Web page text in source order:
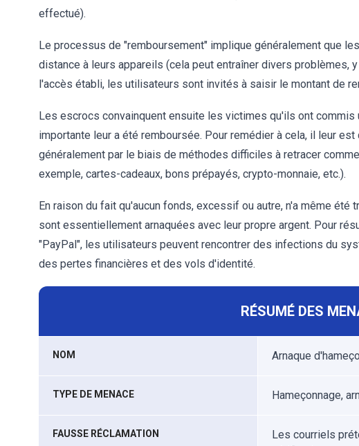
effectué).
Le processus de "remboursement" implique généralement que
distance à leurs appareils (cela peut entraîner divers problèmes,
l'accès établi, les utilisateurs sont invités à saisir le montant de
Les escrocs convainquent ensuite les victimes qu'ils ont commis
importante leur a été remboursée. Pour remédier à cela, il leur
généralement par le biais de méthodes difficiles à retracer
exemple, cartes-cadeaux, bons prépayés, crypto-monnaie, etc.).
En raison du fait qu'aucun fonds, excessif ou autre, n'a même
sont essentiellement arnaquées avec leur propre argent. Pour
"PayPal", les utilisateurs peuvent rencontrer des infections du
des pertes financières et des vols d'identité.
RÉSUMÉ DES
NOM Arnaque
TYPE DE MENACE Hameçonnage,
FAUSSE RÉCLAMATION
Les courriels